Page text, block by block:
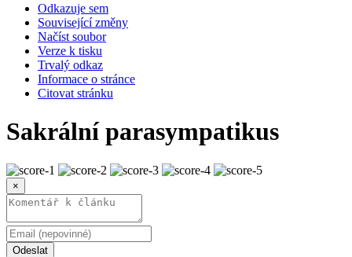
Odkazuje sem
Související změny
Načíst soubor
Verze k tisku
Trvalý odkaz
Informace o stránce
Citovat stránku
Sakrální parasympatikus
×
Odeslat